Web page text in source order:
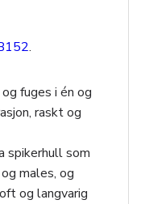
.
fuges i én og
raskt og
spikerhull som
males, og
og langvarig